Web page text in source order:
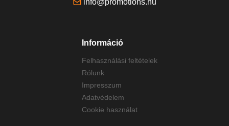
Információ
Felhasználási feltételek
Rólunk
Impresszum
Adatvédelem
Cookie használat